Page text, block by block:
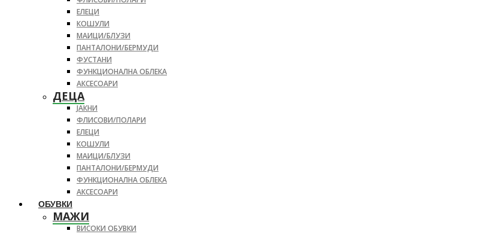
ЕЛЕЦИ
КОШУЛИ
МАИЦИ/БЛУЗИ
ПАНТАЛОНИ/БЕРМУДИ
ФУСТАНИ
ФУНКЦИОНАЛНА ОБЛЕКА
АКСЕСОАРИ
ДЕЦА
ЈАКНИ
ФЛИСОВИ/ПОЛАРИ
ЕЛЕЦИ
КОШУЛИ
МАИЦИ/БЛУЗИ
ПАНТАЛОНИ/БЕРМУДИ
ФУНКЦИОНАЛНА ОБЛЕКА
АКСЕСОАРИ
ОБУВКИ
МАЖИ
ВИСОКИ ОБУВКИ